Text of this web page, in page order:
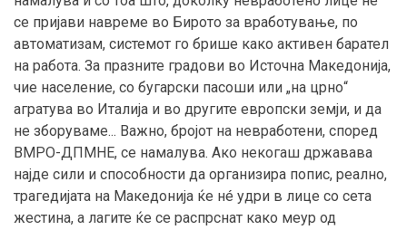
се пријави навреме во Бирото за вработување, по
автоматизам, системот го брише како активен барател
на работа. За празните градови во Источна Македонија,
чие население, со бугарски пасоши или „на црно“
агратува во Италија и во другите европски земји, и да
не зборуваме... Важно, бројот на невработени, според
ВМРО-ДПМНЕ, се намалува. Ако некогаш државава
најде сили и способности да организира попис, реално,
трагедијата на Македонија ќе нé удри в лице со сета
жестина, а лагите ќе се распрснат како меур од